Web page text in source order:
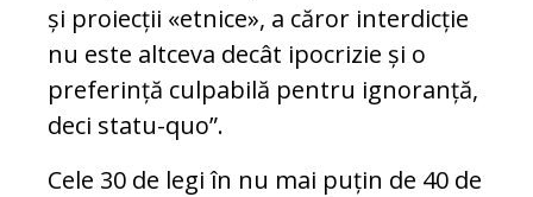
și proiecții «etnice», a căror interdicție
nu este altceva decât ipocrizie și o
preferință culpabilă pentru ignoranță,
deci statu-quo”.
Cele 30 de legi în nu mai puțin de 40 de